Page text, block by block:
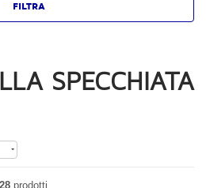
SPECCHIATA
28 prodotti